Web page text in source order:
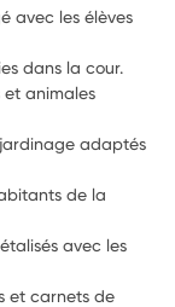
avec les élèves
et animales
adaptés
de la
avec les
et carnets de